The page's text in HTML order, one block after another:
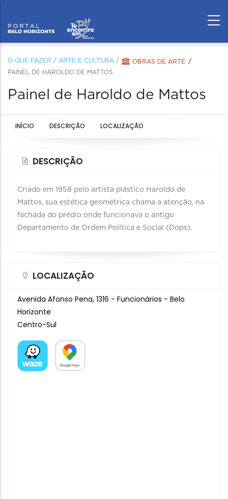
O QUE FAZER / ARTE E CULTURA /
OBRAS DE ARTE
PAINEL DE HAROLDO DE MATTOS
Painel de Haroldo de Mattos
INÍCIO DESCRIÇÃO LOCALIZAÇÃO
DESCRIÇÃO
Criado em 1958 pelo artista plástico Haroldo de
Mattos, sua estética geométrica chama a atenção, na
fachada do prédio onde funcionava o antigo
Departamento de Ordem Política e Social (Dops).
LOCALIZAÇÃO
Avenida Afonso Pena, 1316 - Funcionários - Belo
Horizonte
Centro-Sul